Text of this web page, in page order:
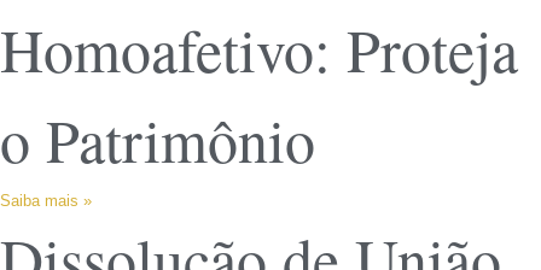
Homoafetivo: Proteja
o Patrimônio
Saiba mais »